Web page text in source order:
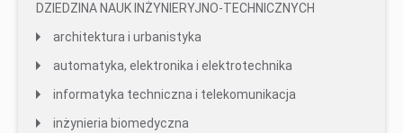
DZIEDZINA NAUK INŻYNIERYJNO-TECHNICZNYCH
architektura i urbanistyka
automatyka, elektronika i elektrotechnika
informatyka techniczna i telekomunikacja
inżynieria biomedyczna